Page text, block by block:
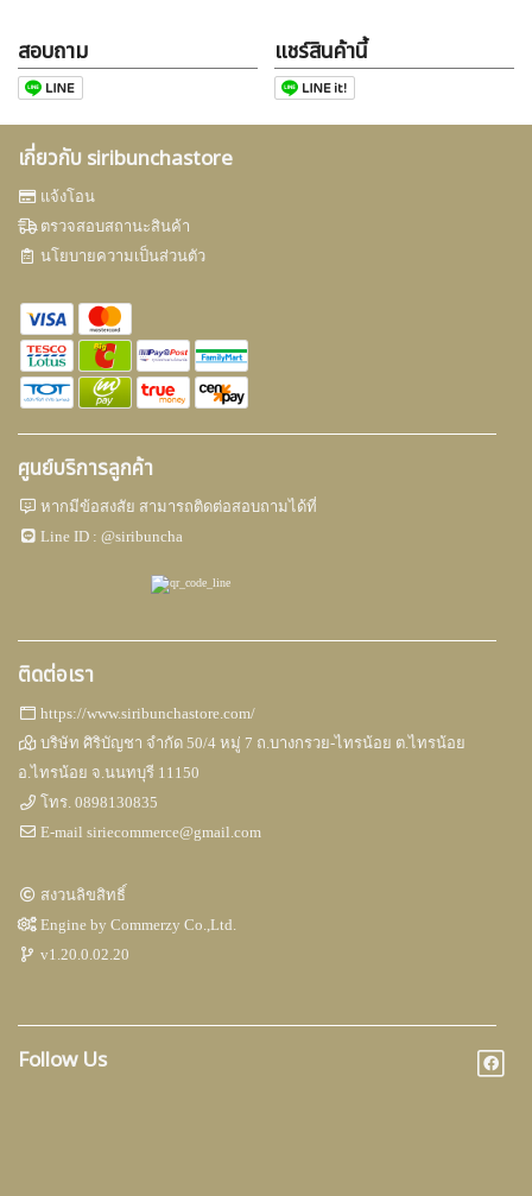
สอบถาม แชร์สินค้านี้
เกี่ยวกับ siribunchastore
แจ้งโอน
ตรวจสอบสถานะสินค้า
นโยบายความเป็นส่วนตัว
ศูนย์บริการลูกค้า
หากมีข้อสงสัย สามารถติดต่อสอบถามได้ที่
Line ID :@siribuncha
ติดต่อเรา
https://www.siribunchastore.com/
บริษัท ศิริบัญชา จำกัด 50/4 หมู่ 7 ถ.บางกรวย-ไทรน้อย ต.ไทรน้อย
อ.ไทรน้อย จ.นนทบุรี 11150
โทร.0898130835
E-mailsiriecommerce@gmail.com
สงวนลิขสิทธิ์
Engine byCommerzy Co.,Ltd.
v1.20.0.02.20
Follow Us